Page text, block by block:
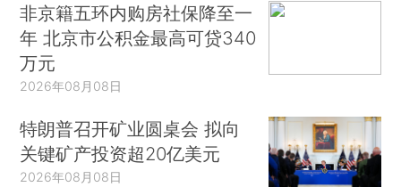
非京籍五环内购房社保降至一
年 北京市公积金最高可贷340
万元
2026年08月08日
特朗普召开矿业圆桌会 拟向
关键矿产投资超20亿美元
2026年08月08日